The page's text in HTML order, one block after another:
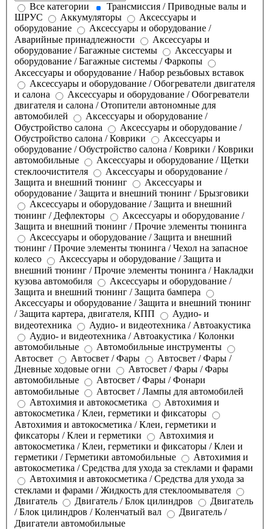
Все категории
Трансмиссия / Приводные валы и
ШРУС
Аккумуляторы
Аксессуары и
оборудование
Аксессуары и оборудование /
Аварийные принадлежности
Аксессуары и
оборудование / Багажные системы
Аксессуары и
оборудование / Багажные системы / Фаркопы
Аксессуары и оборудование / Набор резьбовых вставок
Аксессуары и оборудование / Обогреватели двигателя
и салона
Аксессуары и оборудование / Обогреватели
двигателя и салона / Отопители автономные для
автомобилей
Аксессуары и оборудование /
Обустройство салона
Аксессуары и оборудование /
Обустройство салона / Коврики
Аксессуары и
оборудование / Обустройство салона / Коврики / Коврики
автомобильные
Аксессуары и оборудование / Щетки
стеклоочистителя
Аксессуары и оборудование /
Защита и внешний тюнинг
Аксессуары и
оборудование / Защита и внешний тюнинг / Брызговики
Аксессуары и оборудование / Защита и внешний
тюнинг / Дефлекторы
Аксессуары и оборудование /
Защита и внешний тюнинг / Прочие элементы тюнинга
Аксессуары и оборудование / Защита и внешний
тюнинг / Прочие элементы тюнинга / Чехол на запасное
колесо
Аксессуары и оборудование / Защита и
внешний тюнинг / Прочие элементы тюнинга / Накладки
кузова автомобиля
Аксессуары и оборудование /
Защита и внешний тюнинг / Защита бампера
Аксессуары и оборудование / Защита и внешний тюнинг
/ Защита картера, двигателя, КПП
Аудио- и
видеотехника
Аудио- и видеотехника / Автоакустика
Аудио- и видеотехника / Автоакустика / Колонки
автомобильные
Автомобильные инструменты
Автосвет
Автосвет / Фары
Автосвет / Фары /
Дневные ходовые огни
Автосвет / Фары / Фары
автомобильные
Автосвет / Фары / Фонари
автомобильные
Автосвет / Лампы для автомобилей
Автохимия и автокосметика
Автохимия и
автокосметика / Клеи, герметики и фиксаторы
Автохимия и автокосметика / Клеи, герметики и
фиксаторы / Клеи и герметики
Автохимия и
автокосметика / Клеи, герметики и фиксаторы / Клеи и
герметики / Герметики автомобильные
Автохимия и
автокосметика / Средства для ухода за стеклами и фарами
Автохимия и автокосметика / Средства для ухода за
стеклами и фарами / Жидкость для стеклоомывателя
Двигатель
Двигатель / Блок цилиндров
Двигатель
/ Блок цилиндров / Коленчатый вал
Двигатель /
Двигатели автомобильные